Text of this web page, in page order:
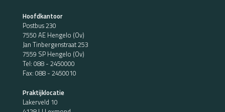
Hoofdkantoor
Postbus 230
7550 AE Hengelo (Ov)
Jan Tinbergenstraat 253
7559 SP Hengelo (Ov)
Tel: 088 - 2450000
Fax: 088 - 2450010
Praktijklocatie
Lakerveld 10